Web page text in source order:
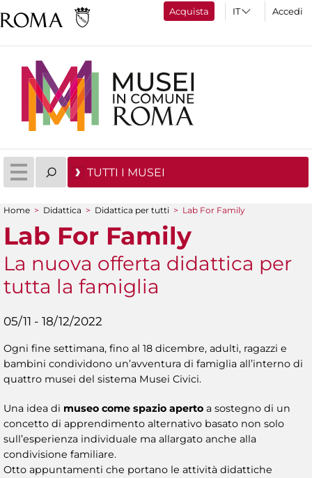
Acquista Accedi
TUTTI I MUSEI
Tu sei qui
Home > Didattica > Didattica per tutti > Lab For Family
Lab For Family
La nuova offerta didattica per
tutta la famiglia
05/11 - 18/12/2022
Ogni fine settimana, fino al 18 dicembre, adulti, ragazzi e
bambini condividono un’avventura di famiglia all’interno di
quattro musei del sistema Musei Civici.
Una idea di museo come spazio aperto a sostegno di un
concetto di apprendimento alternativo basato non solo
sull’esperienza individuale ma allargato anche alla
condivisione familiare.
Otto appuntamenti che portano le attività didattiche